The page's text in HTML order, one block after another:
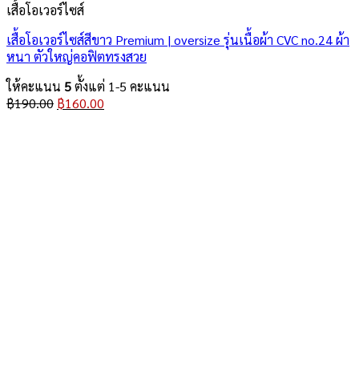
เสื้อโอเวอร์ไซส์
เสื้อโอเวอร์ไซส์สีขาว Premium | oversize รุ่นเนื้อผ้า CVC no.24 ผ้า
หนา ตัวใหญ่คอฟิตทรงสวย
ให้คะแนน 5ตั้งแต่ 1-5 คะแนน
฿190.00 Original
฿160.00